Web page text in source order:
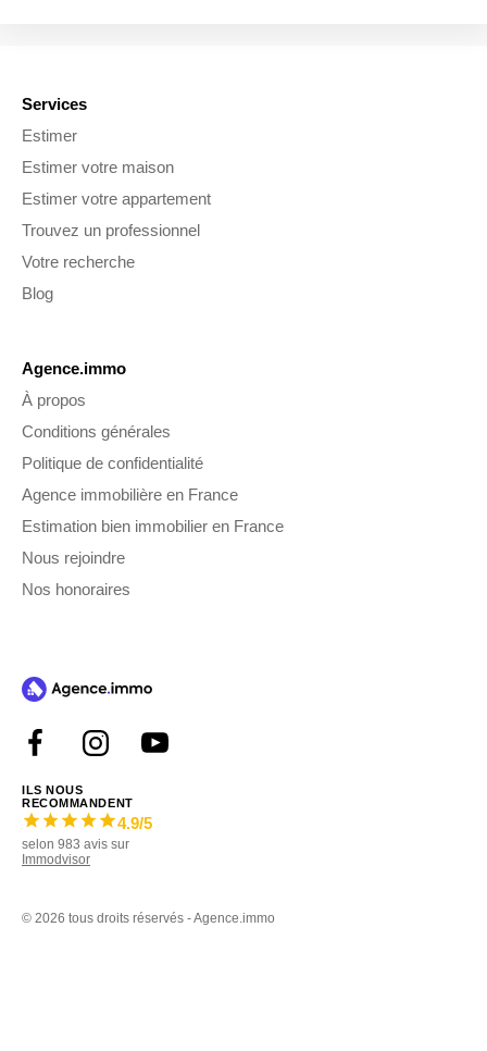
Services
Estimer
Estimer votre maison
Estimer votre appartement
Trouvez un professionnel
Votre recherche
Blog
Agence.immo
À propos
Conditions générales
Politique de confidentialité
Agence immobilière en France
Estimation bien immobilier en France
Nous rejoindre
Nos honoraires
ILS NOUS
RECOMMANDENT
4.9/5
selon 983 avis sur
Immodvisor
© 2026 tous droits réservés - Agence.immo